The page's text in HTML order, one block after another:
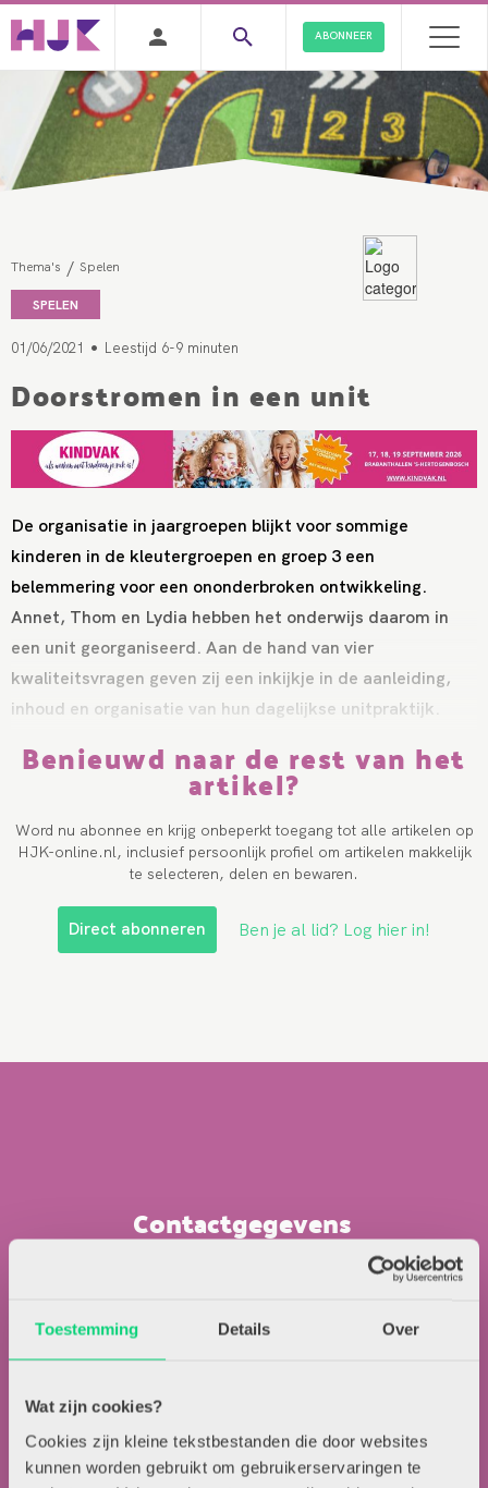
Toestemming Details Over
Wat zijn cookies?
Cookies zijn kleine tekstbestanden die door websites
kunnen worden gebruikt om gebruikerservaringen te
ABONNEER
Thema's / Spelen
SPELEN
01/06/2021 • Leestijd 6-9 minuten
Doorstromen in een unit
De organisatie in jaargroepen blijkt voor sommige
kinderen in de kleutergroepen en groep 3 een
belemmering voor een ononderbroken ontwikkeling.
Annet, Thom en Lydia hebben het onderwijs daarom in
een unit georganiseerd. Aan de hand van vier
kwaliteitsvragen geven zij een inkijkje in de aanleiding,
inhoud en organisatie van hun dagelijkse unitpraktijk.
Benieuwd naar de rest van het
artikel?
Word nu abonnee en krijg onbeperkt toegang tot alle artikelen op
HJK-online.nl, inclusief persoonlijk profiel om artikelen makkelijk
te selecteren, delen en bewaren.
Direct abonneren Ben je al lid? Log hier in!
Contactgegevens
Locomotiefboulevard 101
5041 SE Tilburg